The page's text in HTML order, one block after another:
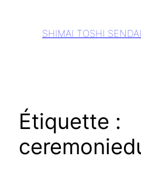
SHIMAI TOSHI
Étiquette :